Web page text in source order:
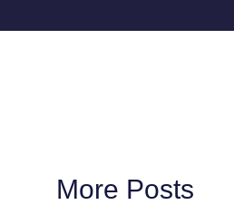
More Posts